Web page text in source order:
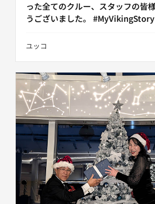
った全てのクルー、スタッフの皆
うございました。 #MyVikingStory
ユッコ